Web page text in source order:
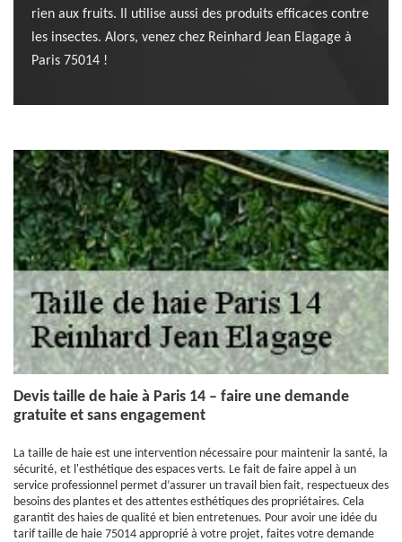
rien aux fruits. Il utilise aussi des produits efficaces contre
les insectes. Alors, venez chez Reinhard Jean Elagage à
Paris 75014 !
Devis taille de haie à Paris 14 – faire une demande
gratuite et sans engagement
La taille de haie est une intervention nécessaire pour maintenir la santé, la
sécurité, et l'esthétique des espaces verts. Le fait de faire appel à un
service professionnel permet d’assurer un travail bien fait, respectueux des
besoins des plantes et des attentes esthétiques des propriétaires. Cela
garantit des haies de qualité et bien entretenues. Pour avoir une idée du
tarif taille de haie 75014 approprié à votre projet, faites votre demande